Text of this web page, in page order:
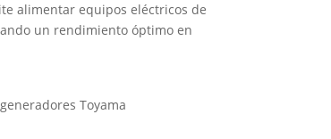
alimentar equipos eléctricos de
un rendimiento óptimo en
Toyama